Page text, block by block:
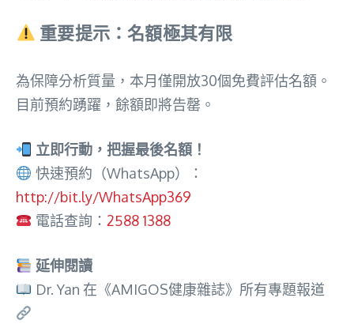
重要提示：名額極其有限
為保障分析質量，本月僅開放30個免費評估名額。
目前預約踴躍，餘額即將告罄。
立即行動，把握最後名額！
快速預約（WhatsApp）：
http://bit.ly/WhatsApp369
電話查詢： 2588 1388
延伸閱讀
Dr. Yan 在《AMIGOS健康雜誌》所有專題報道